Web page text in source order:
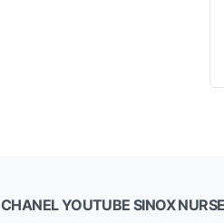
CHANEL YOUTUBE SINOX